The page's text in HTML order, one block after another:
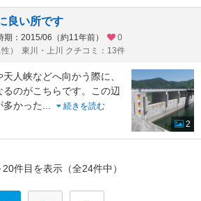
良い所です
期：2015/06（約11年前）
0
） 東川・上川 クチコミ：13件
人峡などへ向かう際に、
のがこちらです。この辺
多かった...
続きを読む
2
件目を表示（全24件中）